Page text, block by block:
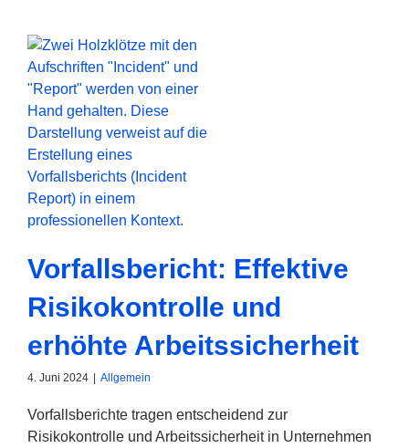
Vorfallsbericht: Effektive
Risikokontrolle und
erhöhte Arbeitssicherheit
4. Juni 2024 Allgemein
Vorfallsberichte tragen entscheidend zur
Risikokontrolle und Arbeitssicherheit in Unternehmen